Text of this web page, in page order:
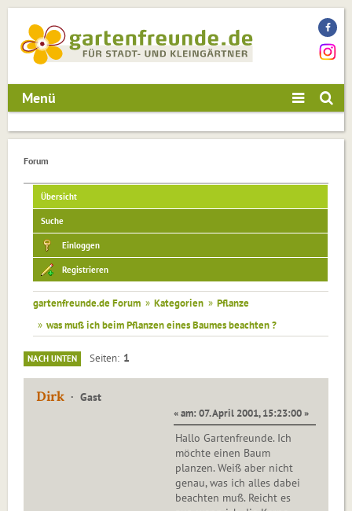
Menü
Forum
Übersicht
Suche
Einloggen
Registrieren
gartenfreunde.de Forum » Kategorien » Pflanze
» was muß ich beim Pflanzen eines Baumes beachten ?
NACH UNTEN Seiten 1
Dirk Gast
« am: 07. April 2001, 15:23:00 »
Hallo Gartenfreunde. Ich
möchte einen Baum
planzen. Weiß aber nicht
genau, was ich alles dabei
beachten muß. Reicht es